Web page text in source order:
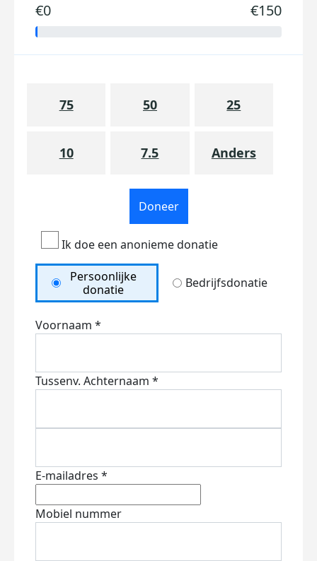
€0 €150
75 50 25
10 7.5 Anders
Doneer
Ik doe een anonieme donatie
Persoonlijke
donatie
Bedrijfsdonatie
Voornaam *
Tussenv. Achternaam *
E-mailadres *
Mobiel nummer